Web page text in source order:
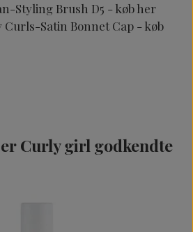
Styling Brush D5 -køb her
Curls-Satin Bonnet Cap -køb
Curly girl godkendte